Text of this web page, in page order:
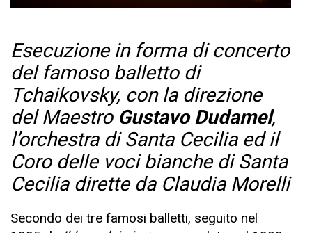
Esecuzione in forma di concerto
del famoso balletto di
Tchaikovsky, con la direzione
del Maestro Gustavo Dudamel,
l’orchestra di Santa Cecilia ed il
Coro delle voci bianche di Santa
Cecilia dirette da Claudia Morelli
Secondo dei tre famosi balletti, seguito nel